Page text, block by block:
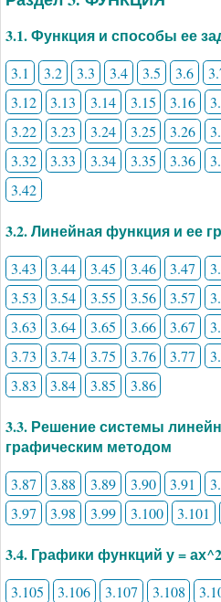
3.1. Функция и способы ее
3.1 3.2 3.3 3.4 3.5 3.6
3.12
3.13 3.14 3.15 3.16
3.22
3.23 3.24 3.25 3.26
3.32
3.33 3.34 3.35 3.36
3.42
3.2. Линейная функция и ее
3.43 3.44 3.45 3.46 3.47
3.53
3.54 3.55 3.56 3.57
3.63
3.64 3.65 3.66 3.67
3.73
3.74 3.75 3.76 3.77
3.83
3.84 3.85 3.86
3.3. Решение системы
графическим методом
3.87 3.88 3.89 3.90 3.91
3.97
3.98 3.99 3.100 3.101
3.4. Графики функций у =
3.105 3.106 3.107 3.108